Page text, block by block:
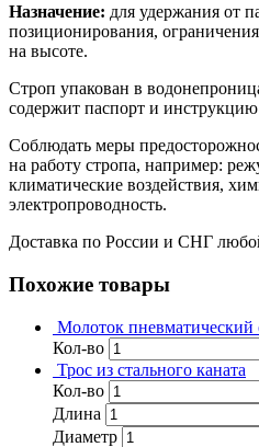
Назначение: для удержания от
позиционирования,
на высоте.
Строп упакован в
содержит паспорт и
Соблюдать меры
на работу стропа, например:
климатические воздействия,
электропроводность.
Доставка по России и СНГ
Похожие товары
Молоток
Кол-во
Трос из стального каната
Кол-во
Длина
Диаметр